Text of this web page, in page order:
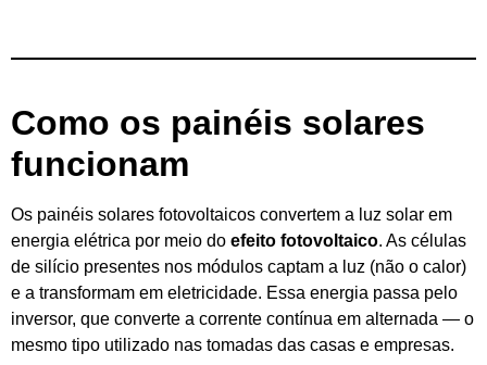
Como os painéis solares
funcionam
Os painéis solares fotovoltaicos convertem a luz solar em
energia elétrica por meio do efeito fotovoltaico. As células
de silício presentes nos módulos captam a luz (não o calor)
e a transformam em eletricidade. Essa energia passa pelo
inversor, que converte a corrente contínua em alternada — o
mesmo tipo utilizado nas tomadas das casas e empresas.